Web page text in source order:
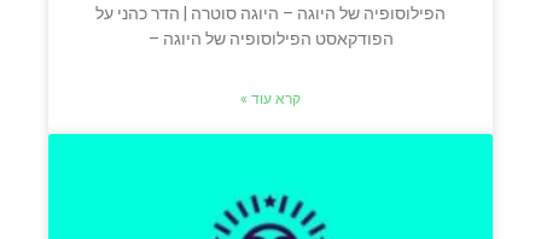
הפילוסופיה של היוגה – היוגה סוטרה | הדר כהני על
הפודקאסט הפילוסופיה של היוגה –
קרא עוד »